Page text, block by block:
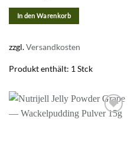
In den Warenkorb
zzgl.Versandkosten
Produkt enthält: 1 Stck